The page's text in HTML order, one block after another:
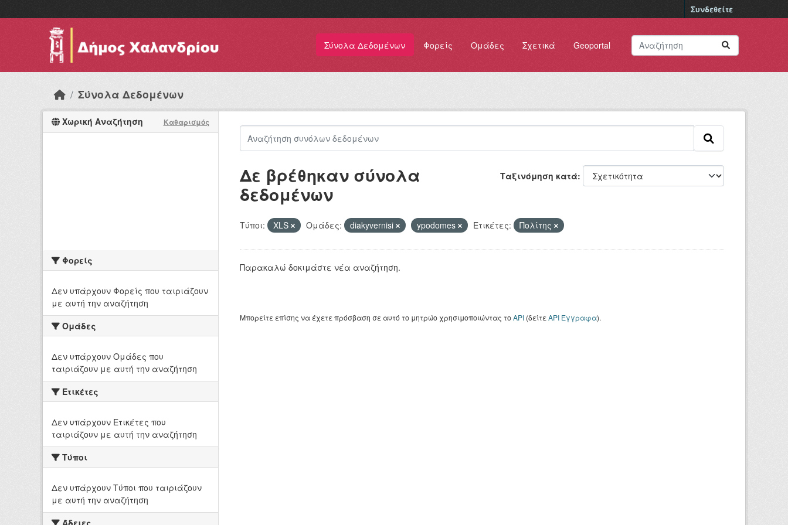
Συνδεθείτε
Σύνολα Δεδομένων Φορείς Ομάδες Σχετικά Geoportal
Σύνολα Δεδομένων
Χωρική Αναζήτηση Καθαρισμός
Φορείς
Δεν υπάρχουν Φορείς που ταιριάζουν
με αυτή την αναζήτηση
Ομάδες
Δεν υπάρχουν Ομάδες που
ταιριάζουν με αυτή την αναζήτηση
Ετικέτες
Δεν υπάρχουν Ετικέτες που
ταιριάζουν με αυτή την αναζήτηση
Τύποι
Δεν υπάρχουν Τύποι που ταιριάζουν
με αυτή την αναζήτηση
Άδειες
Ταξινόμηση κατά
Δε βρέθηκαν σύνολα
δεδομένων
Τύποι: XLS Ομάδες: diakyvernisi ypodomes Ετικέτες: Πολίτης
Παρακαλώ δοκιμάστε νέα αναζήτηση.
Μπορείτε επίσης να έχετε πρόσβαση σε αυτό το μητρώο χρησιμοποιώντας τοAPI(δείτεAPI Έγγραφα).